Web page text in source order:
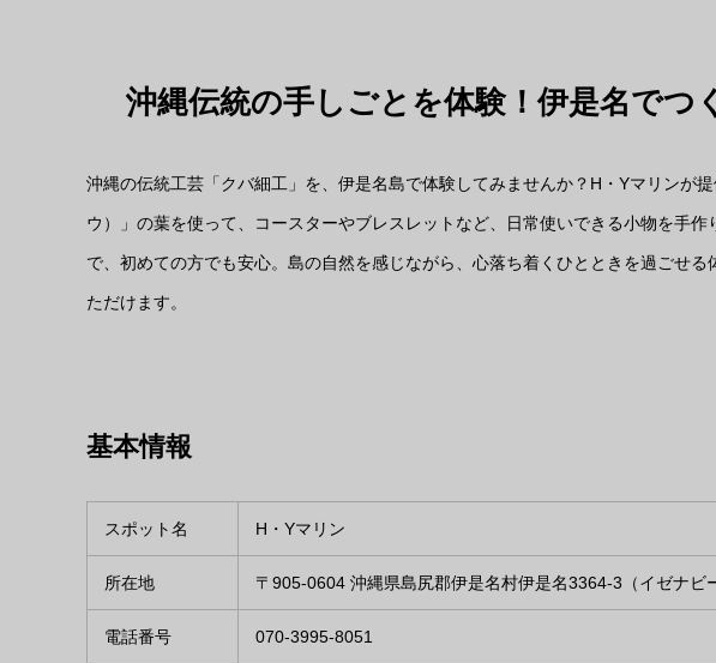
沖縄伝統の手しごとを体験！伊是名でつ
沖縄の伝統工芸「クバ細工」を、伊是名島で体験してみませんか？H・Yマリンが
ウ）」の葉を使って、コースターやブレスレットなど、日常使いできる小物を手
で、初めての方でも安心。島の自然を感じながら、心落ち着くひとときを過ごせ
ただけます。
基本情報
スポット名 H・Yマリン
所在地 〒905-0604 沖縄県島尻郡伊是名村伊是名3364-3（イゼナビ
電話番号 070-3995-8051